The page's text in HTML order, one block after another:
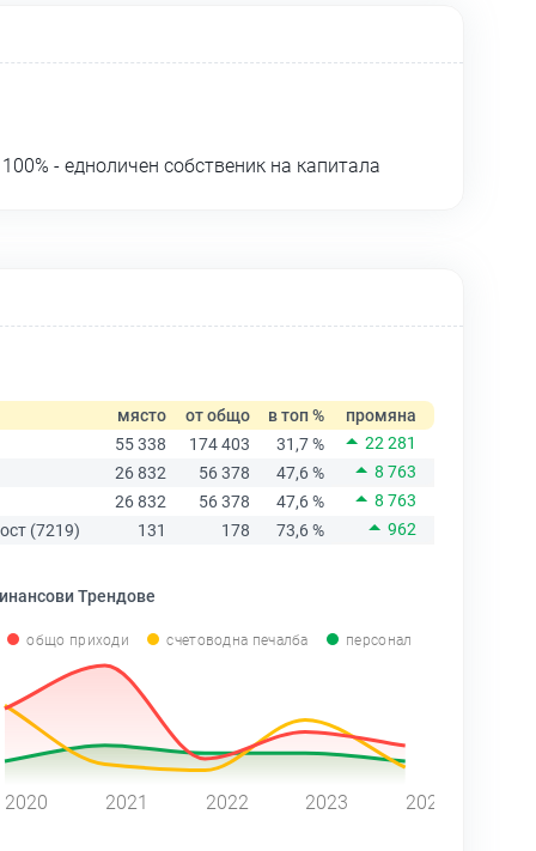
- едноличен собственик на капитала
място от общо в топ %
промяна
55 338
174 403 31,7 %
22 281
26 832
56 378 47,6 %
8 763
26 832
56 378 47,6 %
8 763
(7219)
131 178 73,6 % 962
Трендове
общо приходи счетоводна печалба персонал
2020 2021 2022 2023 2024